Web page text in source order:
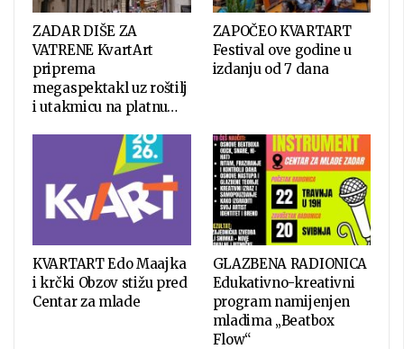
ZADAR DIŠE ZA
VATRENE KvartArt
priprema
megaspektakl uz roštilj
i utakmicu na platnu…
ZAPOČEO KVARTART
Festival ove godine u
izdanju od 7 dana
KVARTART Edo Maajka
i krčki Obzov stižu pred
Centar za mlade
GLAZBENA RADIONICA
Edukativno-kreativni
program namijenjen
mladima „Beatbox
Flow“